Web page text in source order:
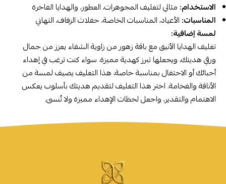
الاستخدام: مثالي لتغليف المجوهرات، العطور، والهدايا الفاخرة
المناسبات: الأعياد، المناسبات الخاصة، حفلات الزفاف، التهاني
لمسة إضافية:
تغليف الهدايا الأنيق مع باقة زهور من زاوية الشفاء يعزز من جمال
ورقي هديتك، ويجعلها تبرز كهدية مميزة. سواء كنت ترغب في إهداء
أحبائك أو الاحتفال بمناسبة خاصة، هذا التغليف يضيف لمسة من
الأناقة والفخامة. اختر هذا التغليف لتقديم هديتك بأسلوب يعكس
الاهتمام والتقدير، واجعل لحظات الإهداء مميزة ولا تُنسى.